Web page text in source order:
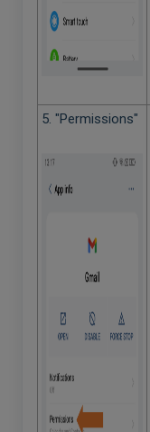
5. "Permissions"